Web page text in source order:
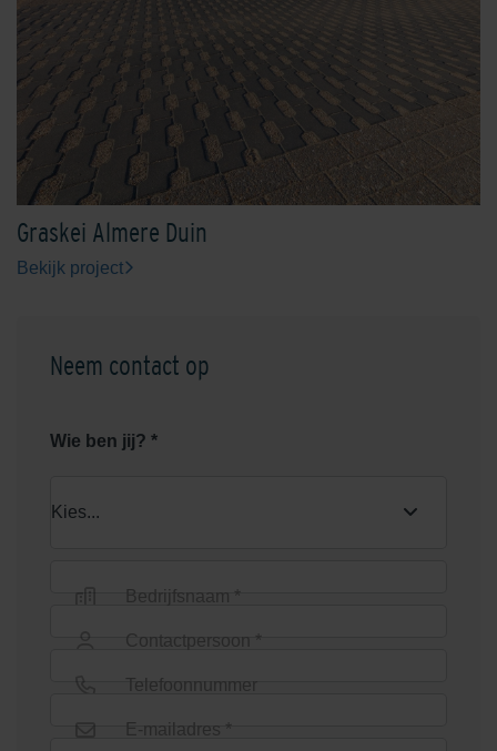
Graskei Almere Duin
Bekijk project
Neem contact op
Wie ben jij? *
Bedrijfsnaam *
Contactpersoon *
Telefoonnummer
E-mailadres *